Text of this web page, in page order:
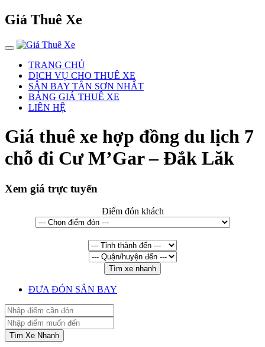
Giá Thuê Xe
TRANG CHỦ
DỊCH VỤ CHO THUÊ XE
SÂN BAY TÂN SƠN NHẤT
BẢNG GIÁ THUÊ XE
LIÊN HỆ
Giá thuê xe hợp đồng du lịch 7
chỗ đi Cư M’Gar – Đắk Lăk
Xem giá trực tuyến
Điểm đón khách
Tìm xe nhanh
ĐƯA ĐÓN SÂN BAY
Tìm Xe Nhanh